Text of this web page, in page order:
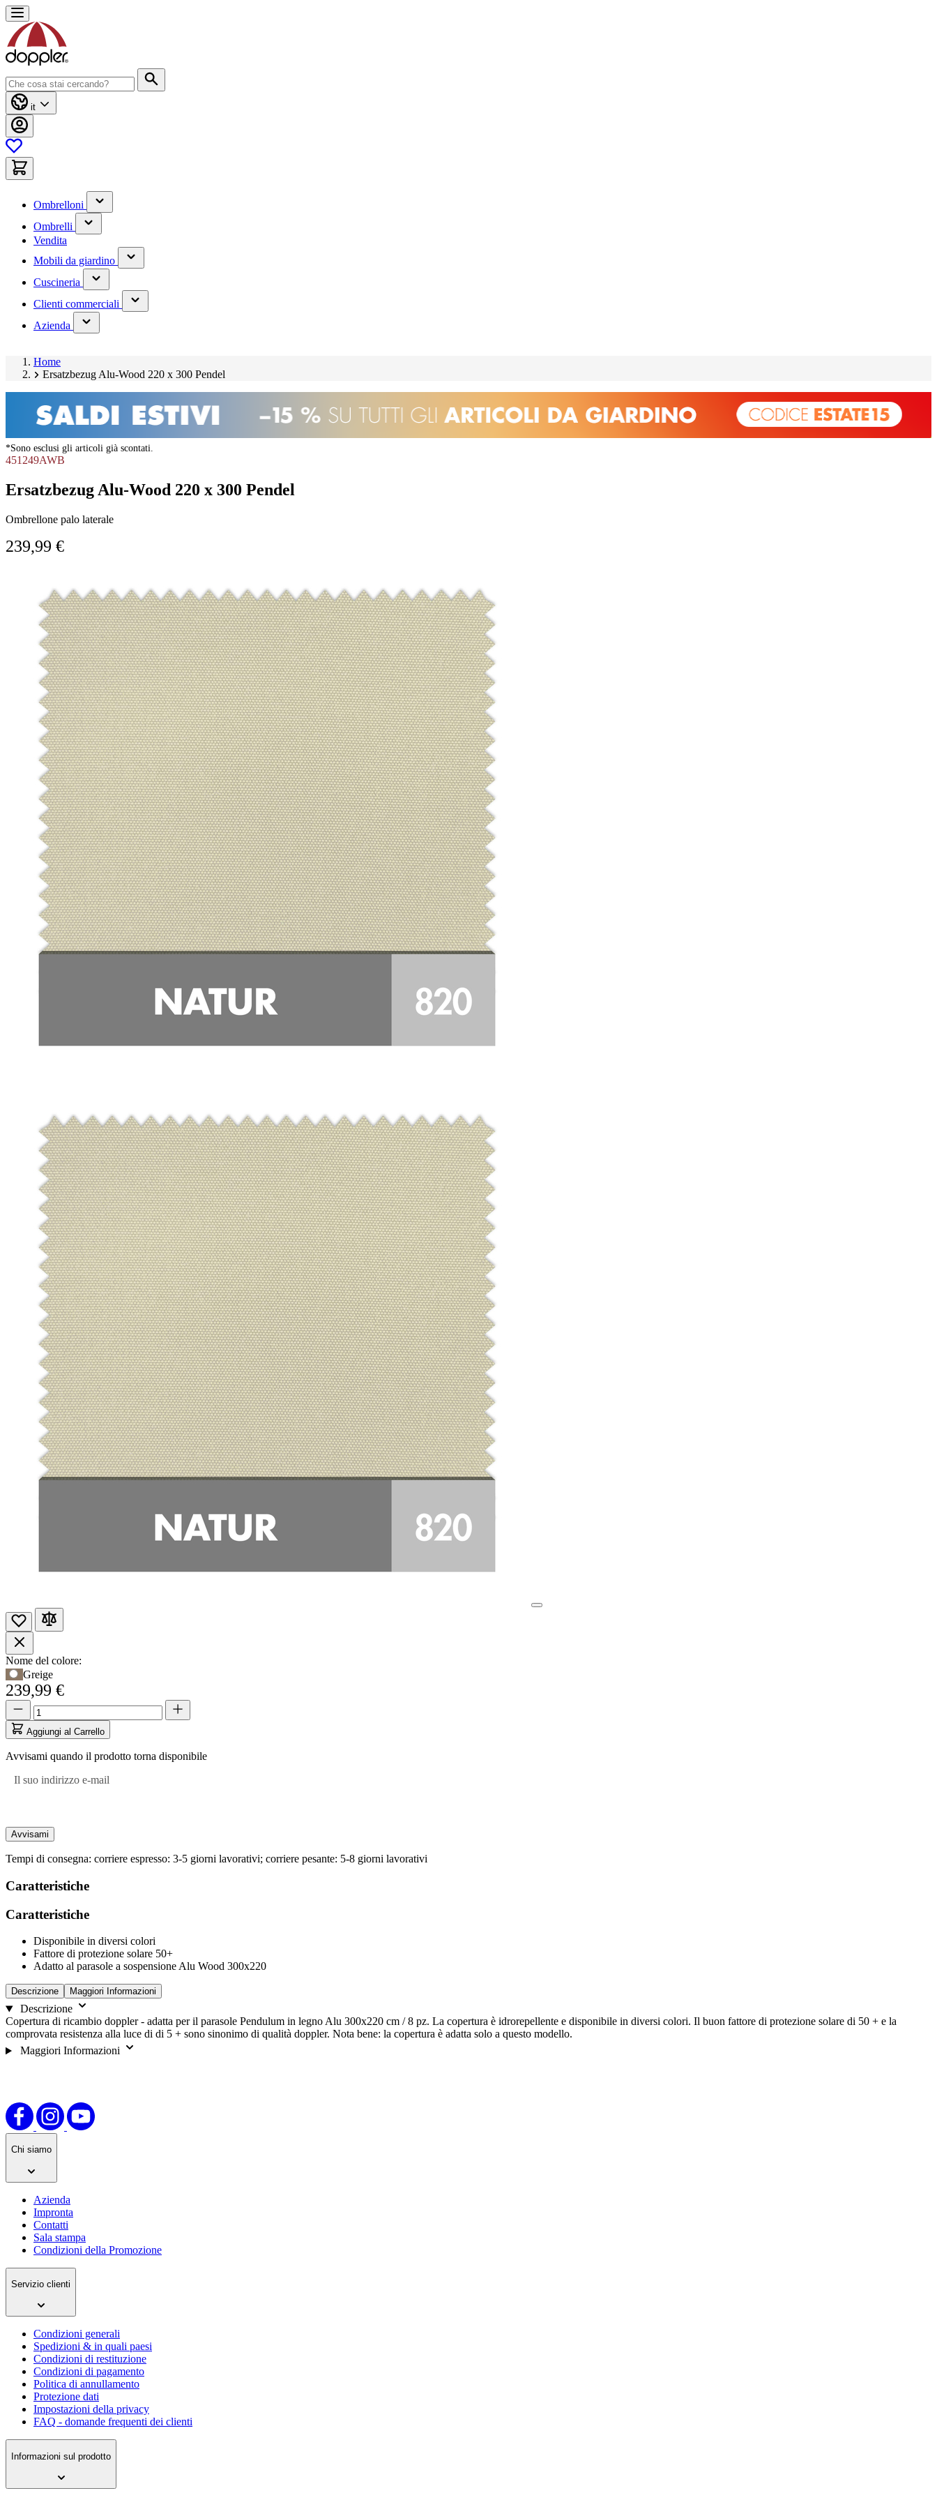
Salta
al
contenuto
it
Ombrelloni
(contiene
un
sottomenu)
Ombrelli
(contiene
un
Vendita
Mobili da giardino
(contiene
un
Cuscineria
(contiene
un
sottomenu)
Clienti commerciali
(has
submenu)
Azienda
(has
submenu)
Home
Ersatzbezug Alu-Wood 220 x 300 Pendel
*Sono esclusi gli articoli già scontati.
451249AWB
Ersatzbezug Alu-Wood 220 x 300 Pendel
Ombrellone palo laterale
239,99 €
Opzioni
prodotto
Nome del colore:
Usa
il
tasto
Tab
per
accedere
prima
poi
per
tra
opzioni.
Greige
239,99 €
Quantità
aggiornata
1
Quantità
Aggiungi al Carrello
Avvisami quando il prodotto torna disponibile
Il suo indirizzo e-mail
Avvisami
Tempi di consegna: corriere espresso: 3-5 giorni lavorativi; corriere pesante: 5-8 giorni lavorativi
Caratteristiche
Caratteristiche
Disponibile in diversi colori
Fattore di protezione solare 50+
Adatto al parasole a sospensione Alu Wood 300x220
Descrizione Maggiori Informazioni
Descrizione
Copertura di ricambio doppler - adatta per il parasole Pendulum in legno Alu 300x220 cm / 8 pz. La copertura è idrorepellente e disponibile in diversi colori. Il buon fattore di protezione solare di 50 + e la
comprovata resistenza alla luce di di 5 + sono sinonimo di qualità doppler. Nota bene: la copertura è adatta solo a questo modello.
Maggiori Informazioni
Chi siamo
Azienda
Impronta
Contatti
Sala stampa
Condizioni della Promozione
Servizio clienti
Condizioni generali
Spedizioni & in quali paesi
Condizioni di restituzione
Condizioni di pagamento
Politica di annullamento
Protezione dati
Impostazioni della privacy
FAQ - domande frequenti dei clienti
Informazioni sul prodotto